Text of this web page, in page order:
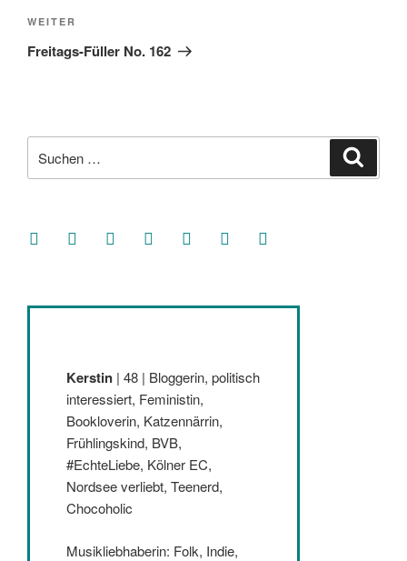
Nächster
Beitrag
WEITER
Freitags-Füller No. 162
nach:
facebooksoundcloud
twitter mastodoninstagramthreads goodreads
Kerstin | 48 | Bloggerin, politisch
interessiert, Feministin,
Bookloverin, Katzennärrin,
Frühlingskind, BVB,
#EchteLiebe, Kölner EC,
Nordsee verliebt, Teenerd,
Chocoholic
Musikliebhaberin: Folk, Indie,